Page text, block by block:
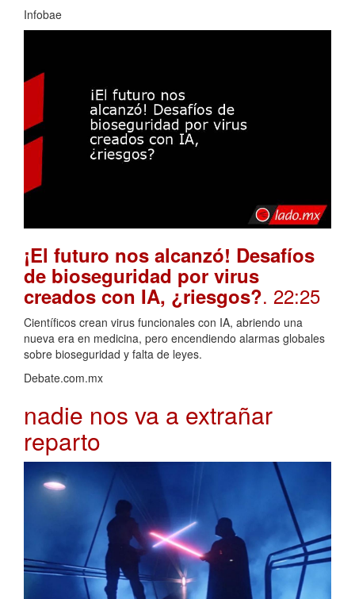
Infobae
¡El futuro nos alcanzó! Desafíos
de bioseguridad por virus
creados con IA, ¿riesgos?. 22:25
Científicos crean virus funcionales con IA, abriendo una
nueva era en medicina, pero encendiendo alarmas globales
sobre bioseguridad y falta de leyes.
Debate.com.mx
nadie nos va a extrañar
reparto